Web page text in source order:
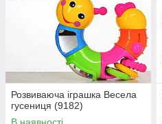
Розвиваюча іграшка Весела
гусениця (9182)